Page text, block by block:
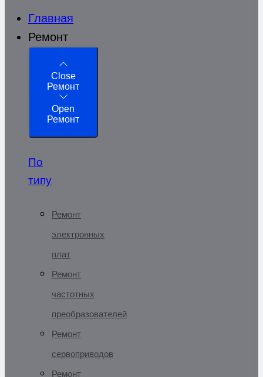
Главная
Ремонт
Close
Ремонт
Open
Ремонт
По
типу
Ремонт
электронных
плат
Ремонт
частотных
преобразователей
Ремонт
сервоприводов
Ремонт